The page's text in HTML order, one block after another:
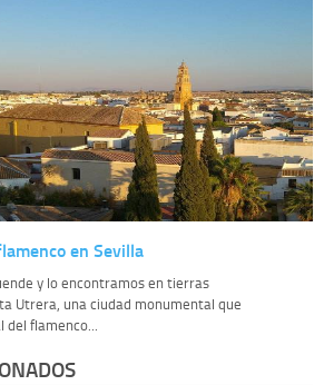
en Sevilla
y lo encontramos en tierras
Utrera, una ciudad monumental que
del flamenco...